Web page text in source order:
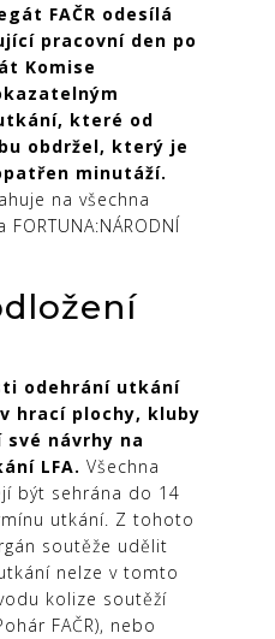
FAČR odesílá
pracovní den po
Komise
které od
obdržel, který je
minutáží.
na všechna
FORTUNA:NÁRODNÍ
odehrání utkání
hrací plochy, kluby
své návrhy na
LFA. Všechna
být sehrána do 14
utkání. Z tohoto
soutěže udělit
nelze v tomto
kolize soutěží
FAČR), nebo